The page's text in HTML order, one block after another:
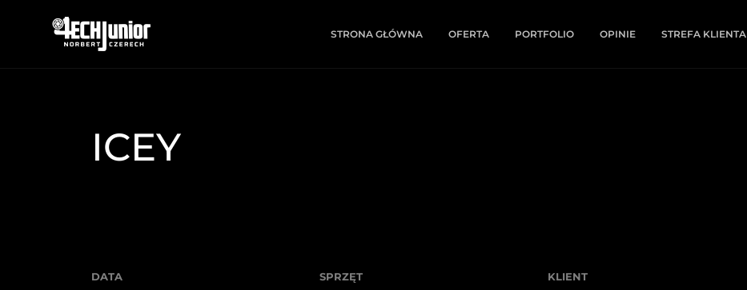
STRONA GŁÓWNA OFERTA PORTFOLIO OPINIE STREFA KLIENTA
ICEY
DATA SPRZĘT KLIENT